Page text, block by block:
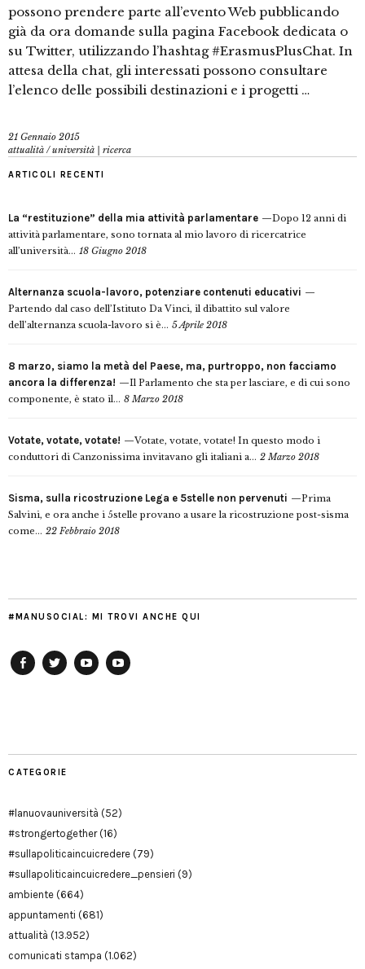
possono prendere parte all’evento Web pubblicando
già da ora domande sulla pagina Facebook dedicata o
su Twitter, utilizzando l’hashtag #ErasmusPlusChat. In
attesa della chat, gli interessati possono consultare
l’elenco delle possibili destinazioni e i progetti …
21 Gennaio 2015
attualità /università | ricerca
ARTICOLI RECENTI
La “restituzione” della mia attività parlamentare
Dopo 12 anni di
attività parlamentare, sono tornata al mio lavoro di ricercatrice
all’università... 18 Giugno 2018
Alternanza scuola-lavoro, potenziare contenuti educativi
Partendo dal caso dell’Istituto Da Vinci, il dibattito sul valore
dell’alternanza scuola-lavoro si è... 5 Aprile 2018
8 marzo, siamo la metà del Paese, ma, purtroppo, non facciamo
ancora la differenza!
Il Parlamento che sta per lasciare, e di cui sono
componente, è stato il... 8 Marzo 2018
Votate, votate, votate!
Votate, votate, votate! In questo modo i
conduttori di Canzonissima invitavano gli italiani a... 2 Marzo 2018
Sisma, sulla ricostruzione Lega e 5stelle non pervenuti
Prima
Salvini, e ora anche i 5stelle provano a usare la ricostruzione post-sisma
come... 22 Febbraio 2018
#MANUSOCIAL: MI TROVI ANCHE QUI
CATEGORIE
#lanuovauniversità (52)
#strongertogether(16)
#sullapoliticaincuicredere (79)
#sullapoliticaincuicredere_pensieri (9)
ambiente (664)
appuntamenti (681)
attualità (13.952)
comunicati stampa (1.062)